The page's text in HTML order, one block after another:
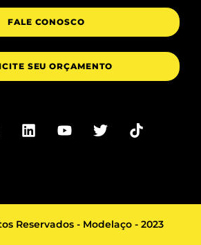
FALE CONOSCO
SEU ORÇAMENTO
Reservados - Modelaço - 2023